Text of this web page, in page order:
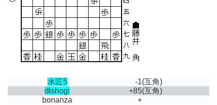
水匠5 -1(互角)
dlshogi
+85(互角)
bonanza
+